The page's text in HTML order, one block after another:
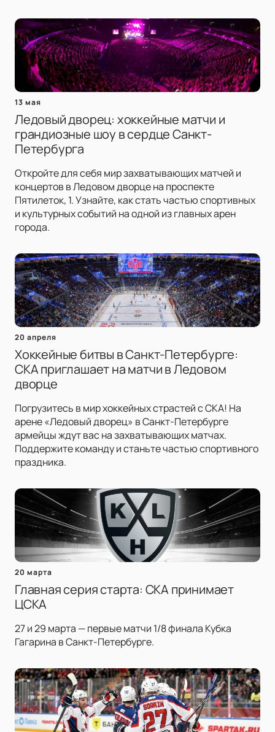
13 мая
Ледовый дворец: хоккейные матчи и
грандиозные шоу в сердце Санкт-
Петербурга
Откройте для себя мир захватывающих матчей и
концертов в Ледовом дворце на проспекте
Пятилеток, 1. Узнайте, как стать частью спортивных
и культурных событий на одной из главных арен
города.
20 апреля
Хоккейные битвы в Санкт-Петербурге:
СКА приглашает на матчи в Ледовом
дворце
Погрузитесь в мир хоккейных страстей с СКА! На
арене «Ледовый дворец» в Санкт-Петербурге
армейцы ждут вас на захватывающих матчах.
Поддержите команду и станьте частью спортивного
праздника.
20 марта
Главная серия старта: СКА принимает
ЦСКА
27 и 29 марта — первые матчи 1/8 финала Кубка
Гагарина в Санкт-Петербурге.